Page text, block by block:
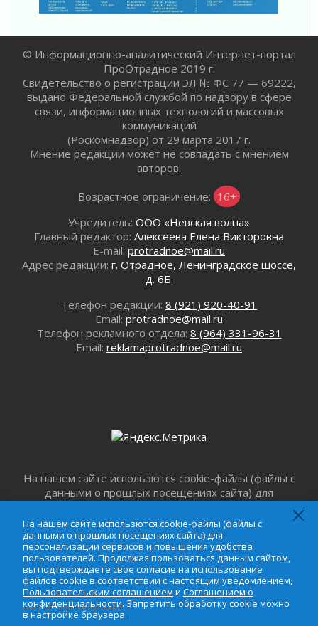
Лаголовская общеобразовательная школа
30 июля 2026
Ленобласть наводит порядок на дорогах и в
30 июля 2026
Комфортное лето: в Ленобласти 30 июля
ожидается теплая и сухая погода
30 июля 2026
Ладожский мост на трассе «Кола» полностью
закроют для движения в ночь на 31 июля
Волейболисты из Всеволожского района
представят Ленинградскую область на
всероссийском финале в Москве
30 июля 2026
«Кубок Защитников Отечества» для
ветеранов СВО стартовал в Выборге
Заблудившегося пенсионера вывели из леса в
Тосненском районе
30 июля 2026
Объявлена продажа инвестиционных паев
Пик топливного кризиса в Ленинградской
области прошёл
Ленобласть вошла в двадцатку лидеров по
освещению нацпроектов в СМИ
29 июля 2026
Легкоатлеты Ленинградской области вошли в
пятерку сильнейших на Первенстве России
29 июля 2026
© Информационно-аналитический Интернет-портал
ПроОтрадное 2019 г.
Свидетельство о регистрации ЭЛ № ФС 77 — 69222,
выдано Федеральной службой по надзору в сфере
связи, информационных технологий и массовых
коммуникаций
(Роскомнадзор) от 29 марта 2017 г.
Мнение редакции может не совпадать с мнением
авторов.
Возрастное ограничение: 16+
Учредитель: ООО «Невская волна»
Главный редактор: Алексеева Елена Викторовна
E-mail: protradnoe@mail.ru
Адрес редакции: г. Отрадное, Ленинградское шоссе,
д. 6Б.
Телефон редакции: 8 (921) 920-40-91
Email: protradnoe@mail.ru
Телефон рекламного отдела: 8 (964) 331-96-31
Email: reklamaprotradnoe@mail.ru
На нашем сайте использются cookie-файлы (файлы с
данными о прошлых посещениях сайта) для
пользователей. Продолжая пользоваться данным
сайтом, вы подтверждаете свое согласие на
использование файлов cookie в соответствии с
настоящим уведомлением,Пользовательским
соглашениеми Соглашением о
конфиденциальности. Запретить обработку cookie
можно в настройке браузера.
На нашем сайте использются cookie-файлы (файлы с
данными о прошлых посещениях сайта) для
персонализации сервисов и повышения удобства
пользователей. Продолжая пользоваться данным сайтом,
вы подтверждаете свое согласие на использование
файлов cookie в соответствии с настоящим уведомлением,
Пользовательским соглашением и Соглашением о
конфиденциальности. Запретить обработку cookie можно
в настройке браузера.